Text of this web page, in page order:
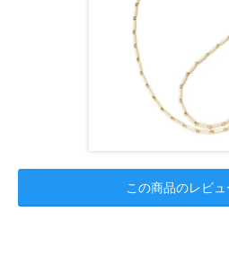
この商品のレビ